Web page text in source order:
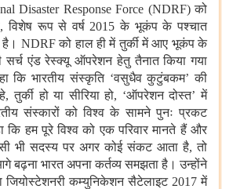
Disaster Response Force (NDRF) को
विशेष रूप से वर्ष 2015 के भूकंप के पश्चात
है। NDRF को हाल ही में तुर्की में आए भूकंप के
एंड रेस्क्यू ऑपरेशन हेतु तैनात किया गया
कि भारतीय संस्कृति ‘वसुधैव कुटुंबकम’ की
हो या सीरिया हो, ‘ऑपरेशन दोस्त’ में
संस्कारों को विश्व के सामने पुनः प्रकट
कि हम पूरे विश्व को एक परिवार मानते हैं और
भी सदस्य पर अगर कोई संकट आता है, तो
बढ़ना भारत अपना कर्तव्य समझता है। उन्होंने
जियोस्टेशनरी कम्युनिकेशन सैटेलाइट 2017 में